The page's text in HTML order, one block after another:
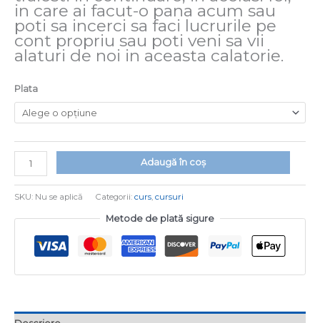
in care ai facut-o pana acum sau
poti sa incerci sa faci lucrurile pe
cont propriu sau poti veni sa vii
alaturi de noi in aceasta calatorie.
Plata
Adaugă în coș
SKU: Nu se aplică Categorii: curs, cursuri
Metode de plată sigure